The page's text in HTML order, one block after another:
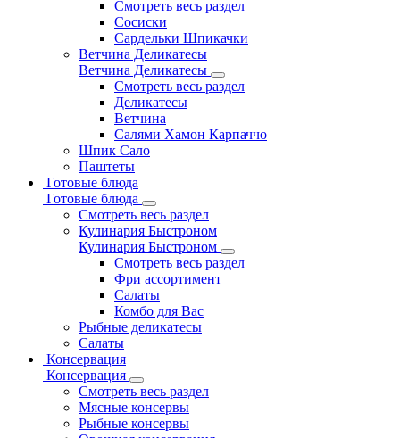
Смотреть весь раздел
Сосиски
Сардельки Шпикачки
Ветчина Деликатесы
Ветчина Деликатесы
Смотреть весь раздел
Деликатесы
Ветчина
Салями Хамон Карпаччо
Шпик Сало
Паштеты
Готовые блюда
Готовые блюда
Смотреть весь раздел
Кулинария Быстроном
Кулинария Быстроном
Смотреть весь раздел
Фри ассортимент
Салаты
Комбо для Вас
Рыбные деликатесы
Салаты
Консервация
Консервация
Смотреть весь раздел
Мясные консервы
Рыбные консервы